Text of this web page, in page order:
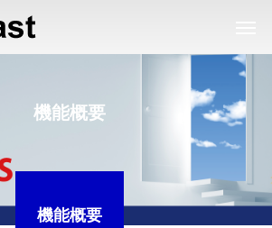
機能概要
機能概要